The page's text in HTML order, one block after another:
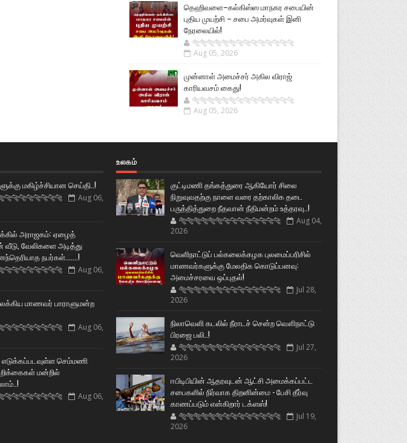
தெஹிவளை–கல்கிஸ்ஸ மாநகர சபையின்
புதிய முயற்சி – சபை அமர்வுகள் இனி
நேரலையில்!
🐅🐅🐅🐅🐅🐅🐆🐆🐆🐆🐆🐆🐆🐆
Aug 05, 2026
முன்னாள் அமைச்சர் அகில விராஜ்
காரியவசம் கைது!
🐅🐅🐅🐅🐅🐅🐆🐆🐆🐆🐆🐆🐆🐆
Aug 05, 2026
மகிழ்ச்சியான செய்தி..!
Aug 06,
அராஜகம்: ஏழைத்
வீடு, வேலிகளை அடித்து
நபர்கள்.......!
Aug 06,
மாணவர் பாராளுமன்ற
Aug 06,
செம்மணி
மன்றில்
Aug 06,
உலகம்
குட்டிமணி தங்கத்துரை ஆகியோர் சிலை
நிறுவுவதற்கு நாளை வரை தற்காலிக தடை
பருத்தித்துறை நீதவான் நீதிமன்றம் உத்தரவு..!
🐅🐅🐅🐅🐅🐅🐆🐆🐆🐆🐆🐆🐆🐆
Aug 04,
2026
வெளிநாட்டுப் பல்கலைக்கழக புலமைப்பரிசில்
மாணவர்களுக்கு மேலதிக கொடுப்பனவு:
அமைச்சரவை ஒப்புதல்!
🐅🐅🐅🐅🐅🐅🐆🐆🐆🐆🐆🐆🐆🐆
Jul 28,
2026
நிலாவெளி கடலில் நீராடச் சென்ற வௌிநாட்டு
பிரஜை பலி..!
🐅🐅🐅🐅🐅🐅🐆🐆🐆🐆🐆🐆🐆🐆
Jul 27,
2026
ஈபிடிபியின் ஆதரவுடன் ஆட்சி அமைக்கப்பட்ட
சபைகளில் நிர்வாக திறனின்மை - பேசி தீர்வு
காணப்படும் என்கிறார் டக்ளஸ்!
🐅🐅🐅🐅🐅🐅🐆🐆🐆🐆🐆🐆🐆🐆
Jul 19,
2026